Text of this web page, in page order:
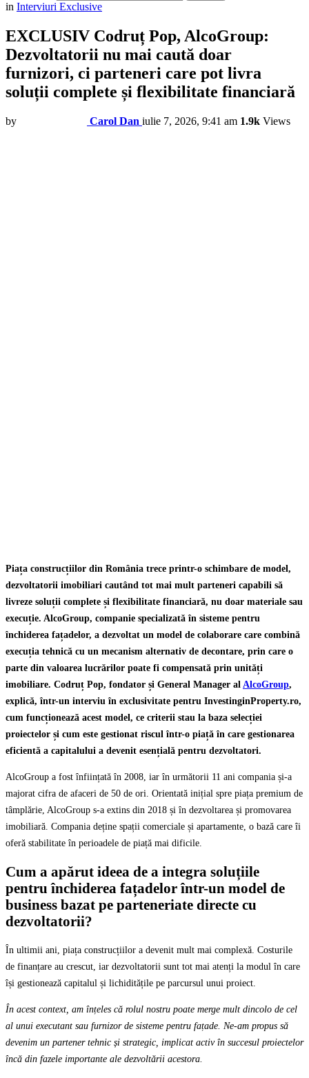
in Interviuri Exclusive
EXCLUSIV Codruț Pop, AlcoGroup:
Dezvoltatorii nu mai caută doar
furnizori, ci parteneri care pot livra
soluții complete și flexibilitate financiară
by Carol Dan iulie 7, 2026, 9:41 am 1.9k Views
Piața construcțiilor din România trece printr-o schimbare de model,
dezvoltatorii imobiliari cautând tot mai mult parteneri capabili să
livreze soluții complete și flexibilitate financiară, nu doar materiale sau
execuție. AlcoGroup, companie specializată în sisteme pentru
închiderea fațadelor, a dezvoltat un model de colaborare care combină
execuția tehnică cu un mecanism alternativ de decontare, prin care o
parte din valoarea lucrărilor poate fi compensată prin unități
imobiliare. Codruț Pop, fondator și General Manager al AlcoGroup,
explică, într-un interviu în exclusivitate pentru InvestinginProperty.ro,
cum funcționează acest model, ce criterii stau la baza selecției
proiectelor și cum este gestionat riscul într-o piață în care gestionarea
eficientă a capitalului a devenit esențială pentru dezvoltatori.
AlcoGroup a fost înființată în 2008, iar în următorii 11 ani compania și-a
majorat cifra de afaceri de 50 de ori. Orientată inițial spre piața premium de
tâmplărie, AlcoGroup s-a extins din 2018 și în dezvoltarea și promovarea
imobiliară. Compania deține spații comerciale și apartamente, o bază care îi
oferă stabilitate în perioadele de piață mai dificile.
Cum a apărut ideea de a integra soluțiile
pentru închiderea fațadelor într-un model de
business bazat pe parteneriate directe cu
dezvoltatorii?
În ultimii ani, piața construcțiilor a devenit mult mai complexă. Costurile
de finanțare au crescut, iar dezvoltatorii sunt tot mai atenți la modul în care
își gestionează capitalul și lichiditățile pe parcursul unui proiect.
În acest context, am înțeles că rolul nostru poate merge mult dincolo de cel
al unui executant sau furnizor de sisteme pentru fațade. Ne-am propus să
devenim un partener tehnic și strategic, implicat activ în succesul proiectelor
încă din fazele importante ale dezvoltării acestora.